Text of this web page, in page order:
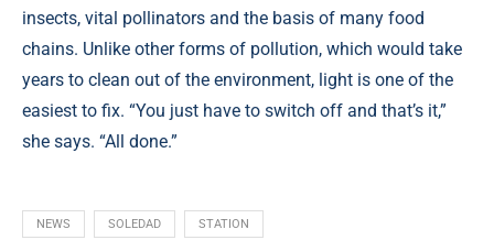
insects, vital pollinators and the basis of many food
chains. Unlike other forms of pollution, which would take
years to clean out of the environment, light is one of the
easiest to fix. “You just have to switch off and that’s it,”
she says. “All done.”
NEWS SOLEDAD STATION